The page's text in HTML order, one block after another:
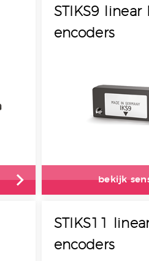
STIKS9 linear
encoders
bekijk
STIKS11
encoders